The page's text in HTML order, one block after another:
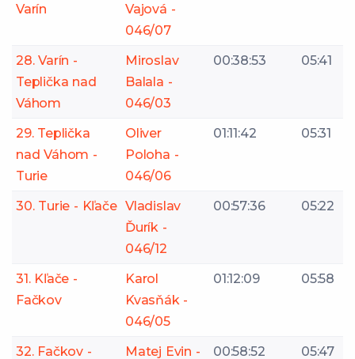
Varín
Vajová -
046/07
28. Varín -
Teplička nad
Váhom
Miroslav
Balala -
046/03
00:38:53 05:41
29. Teplička
nad Váhom -
Turie
Oliver
Poloha -
046/06
01:11:42 05:31
30. Turie - Kľače Vladislav
Ďurík -
046/12
00:57:36 05:22
31. Kľače -
Fačkov
Karol
Kvasňák -
046/05
01:12:09 05:58
32. Fačkov -
Matej Evin -
00:58:52 05:47